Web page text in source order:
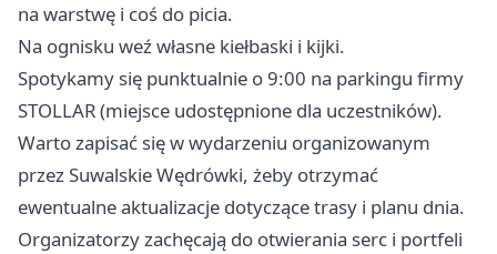
na warstwę i coś do picia.
Na ognisku weź własne kiełbaski i kijki.
Spotykamy się punktualnie o 9:00 na parkingu firmy
STOLLAR (miejsce udostępnione dla uczestników).
Warto zapisać się w wydarzeniu organizowanym
przez Suwalskie Wędrówki, żeby otrzymać
ewentualne aktualizacje dotyczące trasy i planu dnia.
Organizatorzy zachęcają do otwierania serc i portfeli